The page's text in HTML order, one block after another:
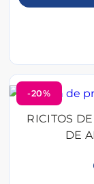
-20%
RICITOS
DE